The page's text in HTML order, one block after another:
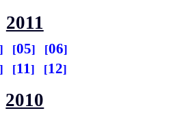
2011
05
06
11 12
2010